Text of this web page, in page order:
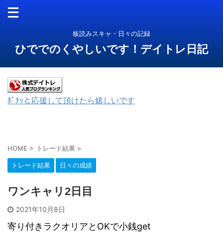
板読みスキャ・日々の記録
ひででのくやしいです！デイトレ日記
ﾎﾟﾁｯと応援して頂けたら嬉しいです
HOME > トレード結果 >
トレード結果 日々の成績
ワンキャリ2日目
2021年10月8日
寄り付きラクオリアとOKで小銭get